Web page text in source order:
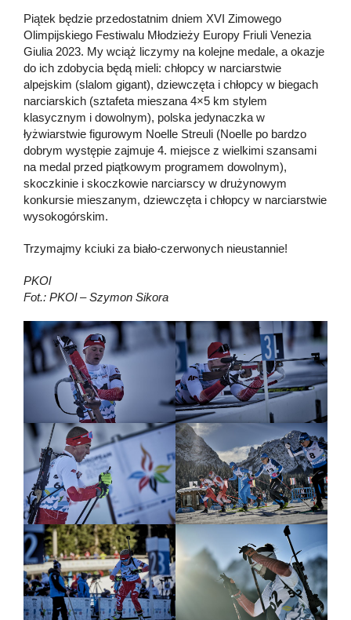
Piątek będzie przedostatnim dniem XVI Zimowego
Olimpijskiego Festiwalu Młodzieży Europy Friuli Venezia
Giulia 2023. My wciąż liczymy na kolejne medale, a okazje
do ich zdobycia będą mieli: chłopcy w narciarstwie
alpejskim (slalom gigant), dziewczęta i chłopcy w biegach
narciarskich (sztafeta mieszana 4×5 km stylem
klasycznym i dowolnym), polska jedynaczka w
łyżwiarstwie figurowym Noelle Streuli (Noelle po bardzo
dobrym występie zajmuje 4. miejsce z wielkimi szansami
na medal przed piątkowym programem dowolnym),
skoczkinie i skoczkowie narciarscy w drużynowym
konkursie mieszanym, dziewczęta i chłopcy w narciarstwie
wysokogórskim.
Trzymajmy kciuki za biało-czerwonych nieustannie!
PKOl
Fot.: PKOl – Szymon Sikora